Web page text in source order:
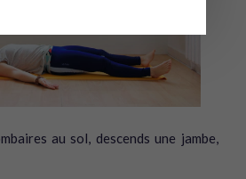
au sol, descends une jambe,